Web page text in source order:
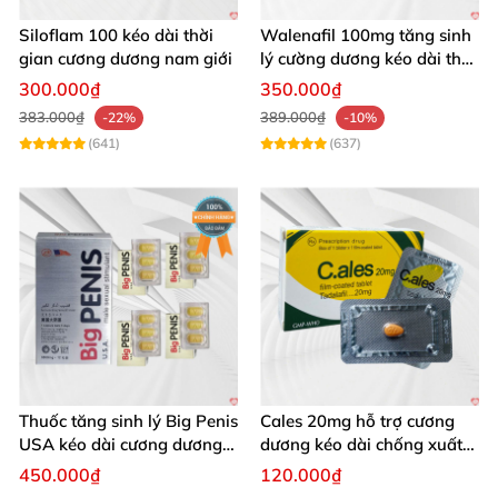
Siloflam 100 kéo dài thời
gian cương dương nam giới
300.000₫
383.000₫
-22%
(641)
Walenafil 100mg tăng sinh
lý cường dương kéo dài thời
gian
350.000₫
389.000₫
-10%
(637)
Thuốc tăng sinh lý Big Penis
USA kéo dài cương dương
chống xuất tinh sớm
450.000₫
Cales 20mg hỗ trợ cương
dương kéo dài chống xuất
tinh sớm thành phần
120.000₫